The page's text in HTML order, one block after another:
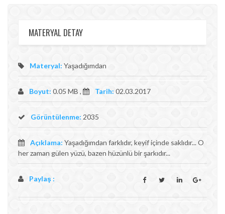
MATERYAL DETAY
Materyal: Yaşadığımdan
Boyut: 0.05 MB , Tarih: 02.03.2017
Görüntülenme: 2035
Açıklama: Yaşadığımdan farklıdır, keyif içinde saklıdır... O
her zaman gülen yüzü, bazen hüzünlü bir şarkıdır...
Paylaş :